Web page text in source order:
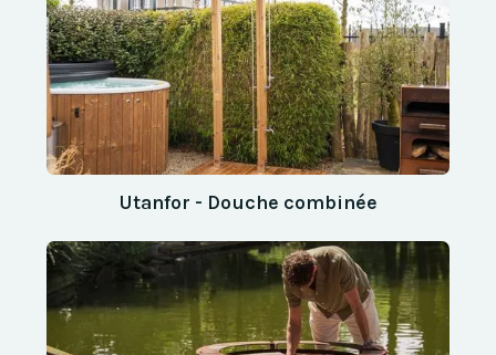
Utanfor - Douche combinée